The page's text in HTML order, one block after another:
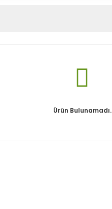
Ürün Bulunamadı.